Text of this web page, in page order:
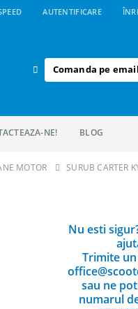
AUTENTIFICARE
Comanda pe email
NE! BLOG
MOTOR SURUB CARTER
Nu esti
Trimite
sau ne
numarul